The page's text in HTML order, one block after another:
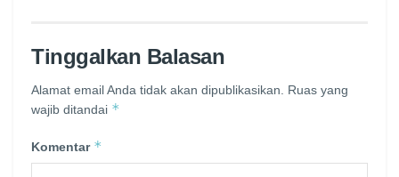
Tinggalkan Balasan
Alamat email Anda tidak akan dipublikasikan.
Ruas yang
wajib ditandai *
Komentar *